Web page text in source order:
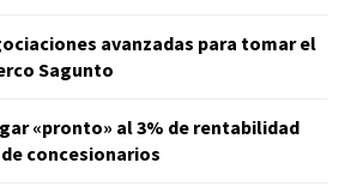
avanzadas para tomar el
Sagunto
«pronto» al 3% de rentabilidad
concesionarios